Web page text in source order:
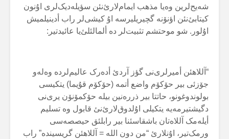
شەیح‌لرین وەیا مذهب ایمام‌لارئ‌نئن سؤیلەدیک‌لری اۇنون
کیتابئ‌نئن اؤنۆنە گچیریلیرسە اۇ کیشی‌لر راب أدینیلمیش
اۇلور. شو موحتشم تثبیت‌لر دە ألمالئلئ‌یا عائیدتیر:
“آللاهئن أمیرلری‌نی گؤز آردئ أدەرک عالیم‌لردە وەلەو
جۆزئی بیر حۆکۆم واضع أتمە (حۆکۆم قۇیما) یتکیسی
بولوندوغونو، حاتتا بیر ذررەنین بیلە حۆکمۆنۆن یری‌نی
دگیشتیرمەیە یتکیلی اۇلدوق‌لارئ‌نئ قابول وە تسلیم
أیلەمک آللاەتان باشقاسئنا بیر رابلئق حیصصەسی
ورمک‌تیر، اۇنلارئ “من دون اللە = آللاهئن گریسیندە” راب